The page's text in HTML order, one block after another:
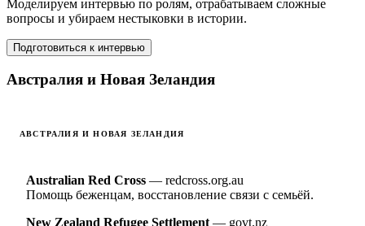
Моделируем интервью по ролям, отрабатываем сложные
вопросы и убираем нестыковки в истории.
Подготовиться к интервью
Австралия и Новая Зеландия
АВСТРАЛИЯ И НОВАЯ ЗЕЛАНДИЯ
Australian Red Cross — redcross.org.au
Помощь беженцам, восстановление связи с семьёй.
New Zealand Refugee Settlement— govt.nz